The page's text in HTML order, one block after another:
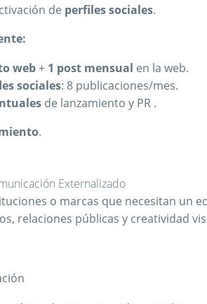
de perfiles sociales.
web+ 1 post mensual en la web.
sociales: 8 publicaciones/mes.
de lanzamiento y PR .
.
Externalizado
o marcas que necesitan un
relaciones públicas y creatividad